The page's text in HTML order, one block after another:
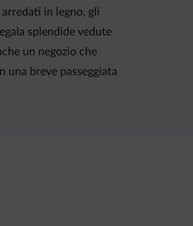
in legno, gli
splendide vedute
un negozio che
una breve passeggiata